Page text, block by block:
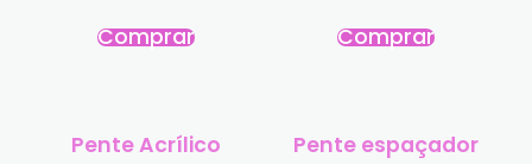
Comprar Comprar
Pente Acrílico
Pente espaçador